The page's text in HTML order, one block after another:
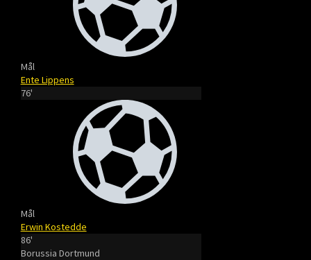
Mål
Ente Lippens
76'
Mål
Erwin Kostedde
86'
Borussia Dortmund